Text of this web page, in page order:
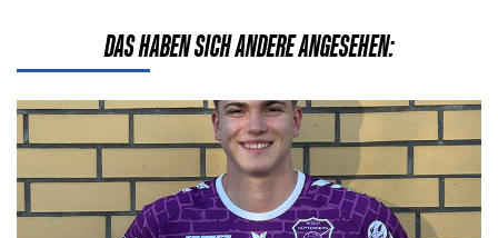
DAS HABEN SICH ANDERE ANGESEHEN:
Details